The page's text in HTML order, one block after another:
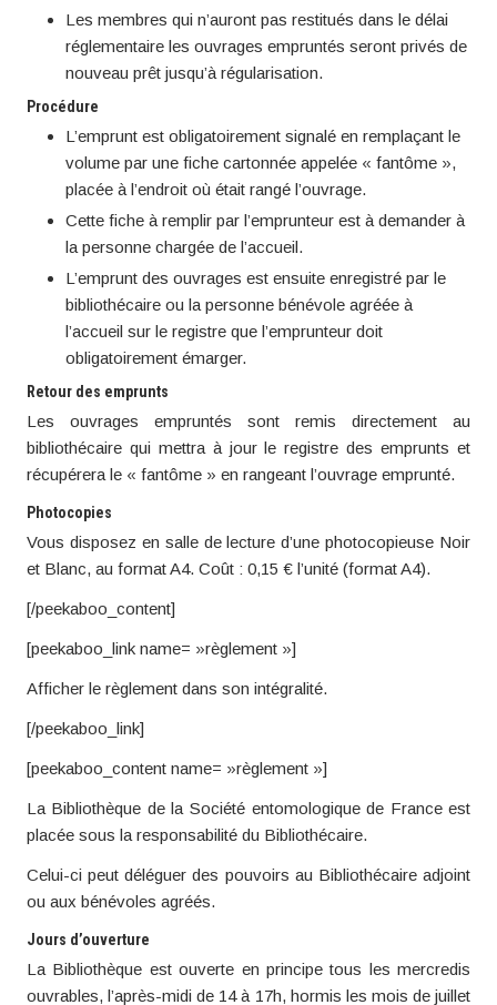
Les membres qui n’auront pas restitués dans le délai
réglementaire les ouvrages empruntés seront privés de
nouveau prêt jusqu’à régularisation.
Procédure
L’emprunt est obligatoirement signalé en remplaçant le
volume par une fiche cartonnée appelée « fantôme »,
placée à l’endroit où était rangé l’ouvrage.
Cette fiche à remplir par l’emprunteur est à demander à
la personne chargée de l’accueil.
L’emprunt des ouvrages est ensuite enregistré par le
bibliothécaire ou la personne bénévole agréée à
l’accueil sur le registre que l’emprunteur doit
obligatoirement émarger.
Retour des emprunts
Les ouvrages empruntés sont remis directement au
bibliothécaire qui mettra à jour le registre des emprunts et
récupérera le « fantôme » en rangeant l’ouvrage emprunté.
Photocopies
Vous disposez en salle de lecture d’une photocopieuse Noir
et Blanc, au format A4. Coût : 0,15 € l’unité (format A4).
[/peekaboo_content]
[peekaboo_link name= »règlement »]
Afficher le règlement dans son intégralité.
[/peekaboo_link]
[peekaboo_content name= »règlement »]
La Bibliothèque de la Société entomologique de France est
placée sous la responsabilité du Bibliothécaire.
Celui-ci peut déléguer des pouvoirs au Bibliothécaire adjoint
ou aux bénévoles agréés.
Jours d’ouverture
La Bibliothèque est ouverte en principe tous les mercredis
ouvrables, l’après-midi de 14 à 17h, hormis les mois de juillet